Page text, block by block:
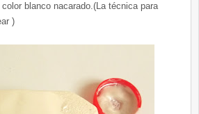
blanco nacarado.(La técnica para
)